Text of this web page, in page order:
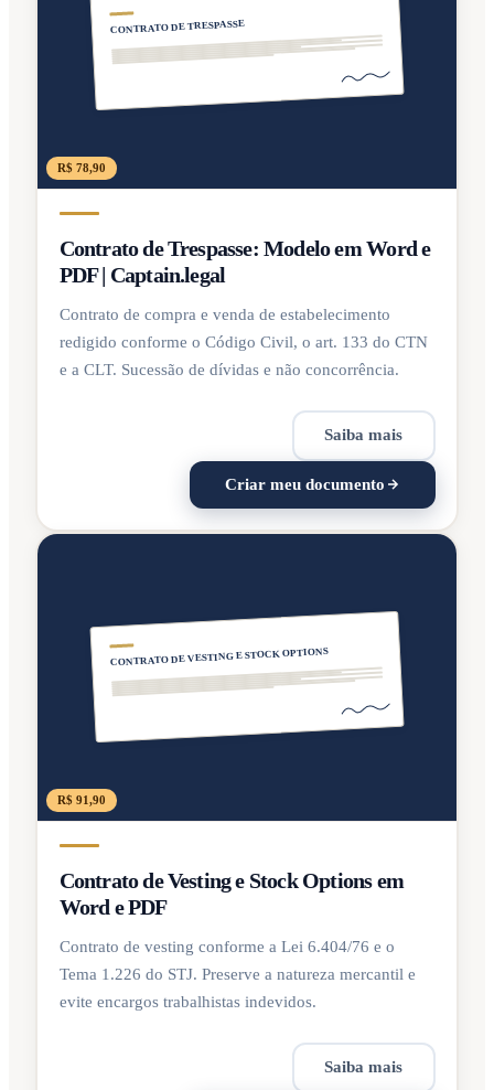
CONTRATO DE TRESPASSE
R$ 78,90
Contrato de Trespasse: Modelo em Word e
PDF | Captain.legal
Contrato de compra e venda de estabelecimento
redigido conforme o Código Civil, o art. 133 do CTN
e a CLT. Sucessão de dívidas e não concorrência.
Saiba mais
Criar meu documento
CONTRATO DE VESTING E STOCK OPTIONS
R$ 91,90
Contrato de Vesting e Stock Options em
Word e PDF
Contrato de vesting conforme a Lei 6.404/76 e o
Tema 1.226 do STJ. Preserve a natureza mercantil e
evite encargos trabalhistas indevidos.
Saiba mais